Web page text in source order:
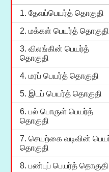
1. தேவப்பெயர்த் தொகுதி
2. மக்கள் பெயர்த் தொகுதி
3. விலங்கின் பெயர்த்
தொகுதி
4. மரப் பெயர்த் தொகுதி
5. இடப் பெயர்த் தொகுதி
6. பல் பொருள் பெயர்த்
தொகுதி
7. செயற்கை வடிவின்
தொகுதி
8. பண்புப் பெயர்த் தொகுதி